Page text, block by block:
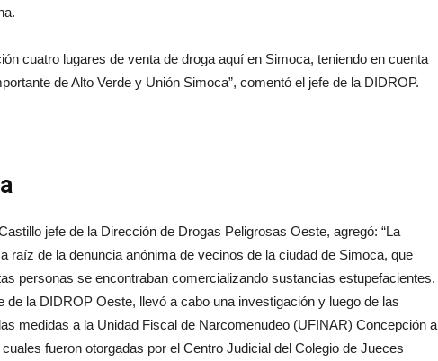
cuatro lugares de venta de droga aquí en Simoca, teniendo en cuenta
de Alto Verde y Unión Simoca”, comentó el jefe de la DIDROP.
jefe de la Dirección de Drogas Peligrosas Oeste, agregó: “La
raíz de la denuncia anónima de vecinos de la ciudad de Simoca, que
personas se encontraban comercializando sustancias estupefacientes.
de la DIDROP Oeste, llevó a cabo una investigación y luego de las
medidas a la Unidad Fiscal de Narcomenudeo (UFINAR) Concepción a
fueron otorgadas por el Centro Judicial del Colegio de Jueces